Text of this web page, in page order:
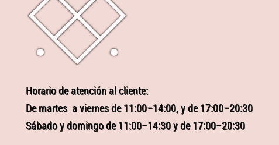
Horario de atención al cliente:
De martes a viernes de 11:00–14:00, y de 17:00–20:30
Sábado y domingo de 11:00–14:30 y de 17:00–20:30